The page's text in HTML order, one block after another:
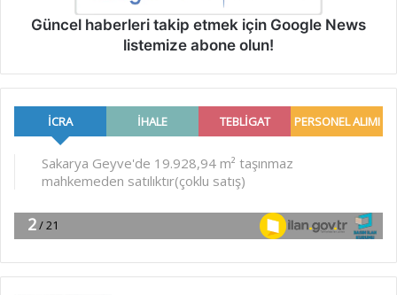
Güncel haberleri takip etmek için Google News
listemize abone olun!